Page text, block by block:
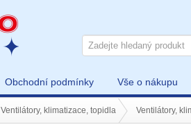
Obchodní podmínky Vše o nákupu
Ventilátory, klimatizace, topidla Ventilátory,